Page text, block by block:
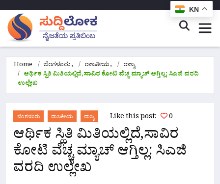
Home ಬೆಂಗಳೂರು, ರಾಜಕೀಯ,
ರಾಜ್ಯ
ಆರ್ಥಿಕ ಸ್ಥಿತಿ ಮಿತಿಯಲ್ಲಿದೆ,ಸಾವಿರ ಕೋಟಿ ವೆಚ್ಚ ಮ್ಯಾಚ್ ಆಗ್ತಿಲ್ಲ: ಸಿಎಜಿ ವರದಿ
ಉಲ್ಲೇಖ
ಬೆಂಗಳೂರು ರಾಜಕೀಯ ರಾಜ್ಯ Like this post: 0
ಆರ್ಥಿಕ ಸ್ಥಿತಿ ಮಿತಿಯಲ್ಲಿದೆ,ಸಾವಿರ
ಕೋಟಿ ವೆಚ್ಚ ಮ್ಯಾಚ್ ಆಗ್ತಿಲ್ಲ: ಸಿಎಜಿ
ವರದಿ ಉಲ್ಲೇಖ
KN